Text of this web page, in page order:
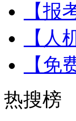
【
【
【
热搜榜